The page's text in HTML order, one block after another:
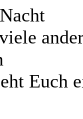
Euch